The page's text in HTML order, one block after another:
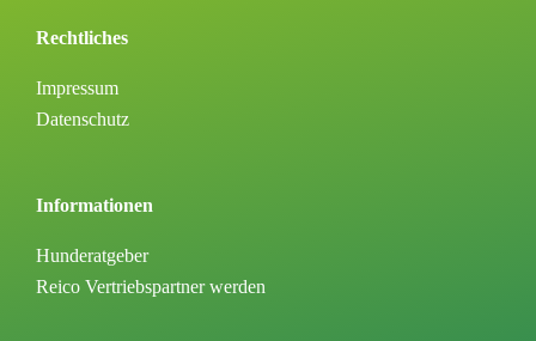
Rechtliches
Impressum
Datenschutz
Informationen
Hunderatgeber
Reico Vertriebspartner werden